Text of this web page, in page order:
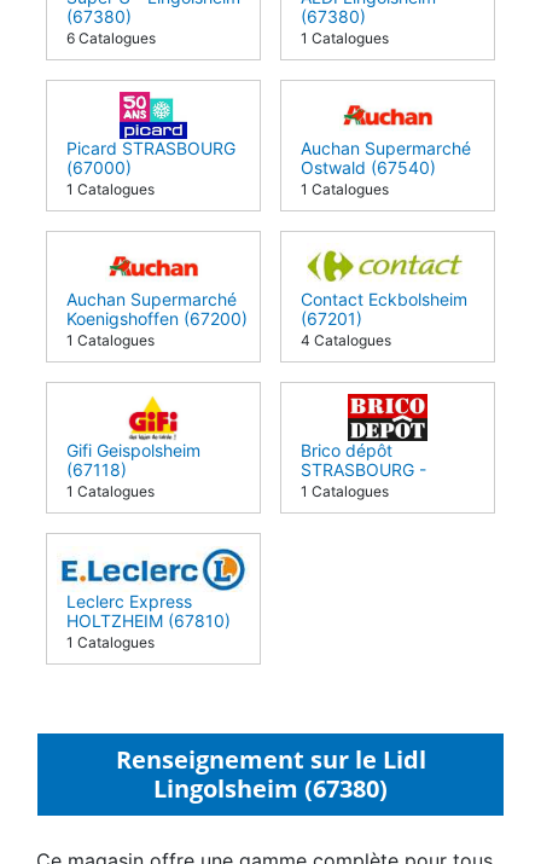
(67380)
6 Catalogues
(67380)
1 Catalogues
Picard STRASBOURG
(67000)
1 Catalogues
Auchan Supermarché
Ostwald (67540)
1 Catalogues
Auchan Supermarché
Koenigshoffen (67200)
1 Catalogues
Contact Eckbolsheim
(67201)
4 Catalogues
Gifi Geispolsheim
(67118)
1 Catalogues
Brico dépôt
STRASBOURG -
GEISPOLSHEIM
(67118)
1 Catalogues
Leclerc Express
HOLTZHEIM (67810)
1 Catalogues
Renseignement sur le Lidl
Lingolsheim (67380)